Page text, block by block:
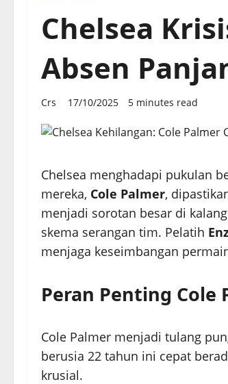
Chelsea
Absen
Crs 17/10/2025 5 minutes read
Chelsea menghadapi pukulan
mereka, Cole Palmer,
menjadi sorotan besar di
skema serangan tim. Pelatih
menjaga keseimbangan
Peran Penting Cole
Cole Palmer menjadi tulang
berusia 22 tahun ini cepat
krusial.